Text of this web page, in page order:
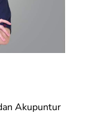
Akupuntur